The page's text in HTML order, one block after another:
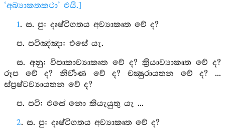
‘අබ්‍යාකතකථා’ එයි.]
1. ස. පු: දෘෂ්ටිගතය අව්‍යාකෘත වේ ද?
ප. පටිඤ්‍ඤා: එසේ යැ.
ස. අනු: විපාකාව්‍යාකෘත වේ ද? ක්‍රියාව්‍යාකෘත වේ ද?
රූප වේ ද? නිර්‍වාණ වේ ද? චක්‍ෂුරායතන වේ ද? ...
ස්ප්‍රෂ්ටව්‍යායතන වේ ද?
ප. පටි: එසේ නො කියැයුතු යැ ...
2. ස. පු: දෘෂ්ටිගතය අව්‍යාකෘත වේ ද?